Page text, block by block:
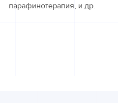
парафинотерапия, и др.